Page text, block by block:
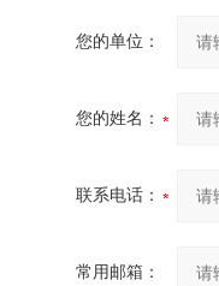
您的单位：
您的姓名：
联系电话：
常用邮箱：